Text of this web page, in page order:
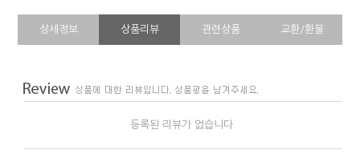
상세정보 상품리뷰 관련상품 교환/환불
등록된 리뷰가 없습니다.